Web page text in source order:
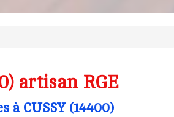
artisan RGE
à CUSSY (14400)